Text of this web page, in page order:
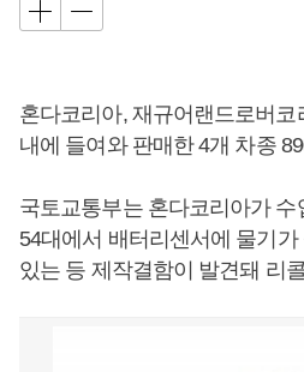
혼다코리아, 재규어랜드로버
내에 들여와 판매한 4개 차종
국토교통부는 혼다코리아가
54대에서 배터리센서에 물기가
있는 등 제작결함이 발견돼 리